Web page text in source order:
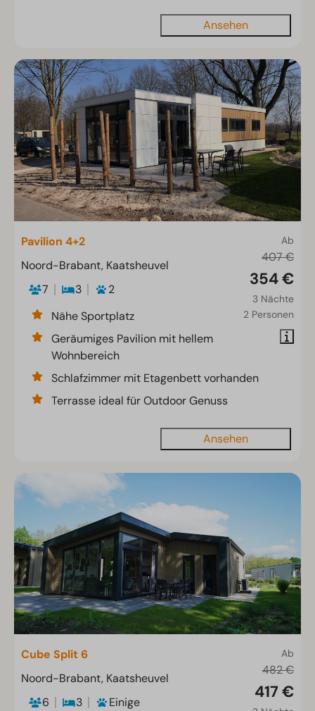
Ansehen
Ab
407 €
354 €
3 Nächte
2 Personen
Pavilion 4+2
Noord-Brabant, Kaatsheuvel
7
3
2
Nähe Sportplatz
Geräumiges Pavilion mit hellem
Wohnbereich
Schlafzimmer mit Etagenbett vorhanden
Terrasse ideal für Outdoor Genuss
Ansehen
Ab
482 €
417 €
Cube Split 6
Noord-Brabant, Kaatsheuvel
6
3
Einige